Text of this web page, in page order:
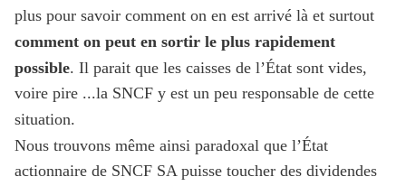
plus pour savoir comment on en est arrivé là et surtout
comment on peut en sortir le plus rapidement
possible. Il parait que les caisses de l’État sont vides,
voire pire ...la SNCF y est un peu responsable de cette
situation.
Nous trouvons même ainsi paradoxal que l’État
actionnaire de SNCF SA puisse toucher des dividendes